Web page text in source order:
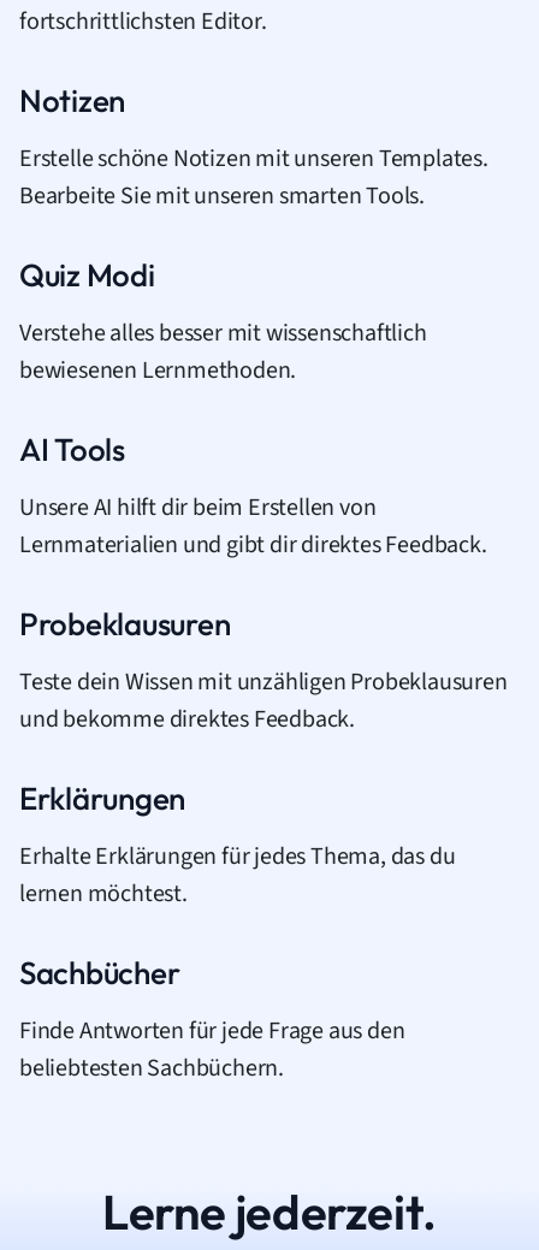
fortschrittlichsten Editor.
Notizen
Erstelle schöne Notizen mit unseren Templates.
Bearbeite Sie mit unseren smarten Tools.
Quiz Modi
Verstehe alles besser mit wissenschaftlich
bewiesenen Lernmethoden.
AI Tools
Unsere AI hilft dir beim Erstellen von
Lernmaterialien und gibt dir direktes Feedback.
Probeklausuren
Teste dein Wissen mit unzähligen Probeklausuren
und bekomme direktes Feedback.
Erklärungen
Erhalte Erklärungen für jedes Thema, das du
lernen möchtest.
Sachbücher
Finde Antworten für jede Frage aus den
beliebtesten Sachbüchern.
Lerne jederzeit.